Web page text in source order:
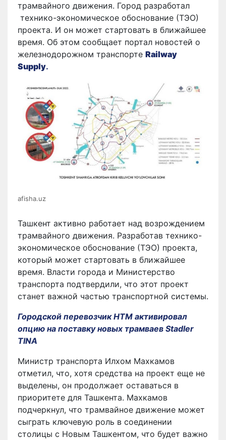
трамвайного движения. Город разработал
технико-экономическое обоснование (ТЭО)
проекта. И он может стартовать в ближайшее
время. Об этом сообщает портал новостей о
железнодорожном транспорте Railway
Supply.
afisha.uz
Ташкент активно работает над возрождением
трамвайного движения. Разработав технико-
экономическое обоснование (ТЭО) проекта,
который может стартовать в ближайшее
время. Власти города и Министерство
транспорта подтвердили, что этот проект
станет важной частью транспортной системы.
Городской перевозчик HTM активировал
опцию на поставку новых трамваев Stadler
TINA
Министр транспорта Илхом Махкамов
отметил, что, хотя средства на проект еще не
выделены, он продолжает оставаться в
приоритете для Ташкента. Махкамов
подчеркнул, что трамвайное движение может
сыграть ключевую роль в соединении
столицы с Новым Ташкентом, что будет важно